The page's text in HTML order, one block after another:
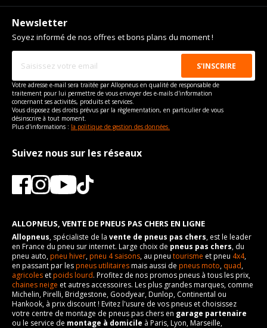
Newsletter
Soyez informé de nos offres et bons plans du moment !
Votre adresse e-mail sera traitée par Allopneus en qualité de responsable de
traitement pour lui permettre de vous envoyer des e-mails d'information
concernant ses activités, produits et services.
Vous disposez des droits prévus par la règlementation, en particulier de vous
désinscrire à tout moment.
Plus d'informations : la politique de gestion des données.
Suivez nous sur les réseaux
ALLOPNEUS, VENTE DE PNEUS PAS CHERS EN LIGNE
Allopneus, spécialiste de la vente de pneus pas chers, est le leader
en France du pneu sur internet. Large choix de pneus pas chers, du
pneu auto,pneu hiver,pneu 4 saisons, au pneu tourisme et pneu 4x4,
en passant par lespneus utilitairesmais aussi de pneus moto, quad,
agricoles etpoids lourd. Profitez de nos promos pneus à tous les prix,
chaines neige et autres accessoires. Les plus grandes marques, comme
Michelin, Pirelli, Bridgestone, Goodyear, Dunlop, Continental ou
Hankook, à prix discount ! Evitez l'usure de vos pneus et choisissez
votre centre de montage de pneus pas chers en garage partenaire
ou le service de montage à domicile à Paris, Lyon, Marseille,